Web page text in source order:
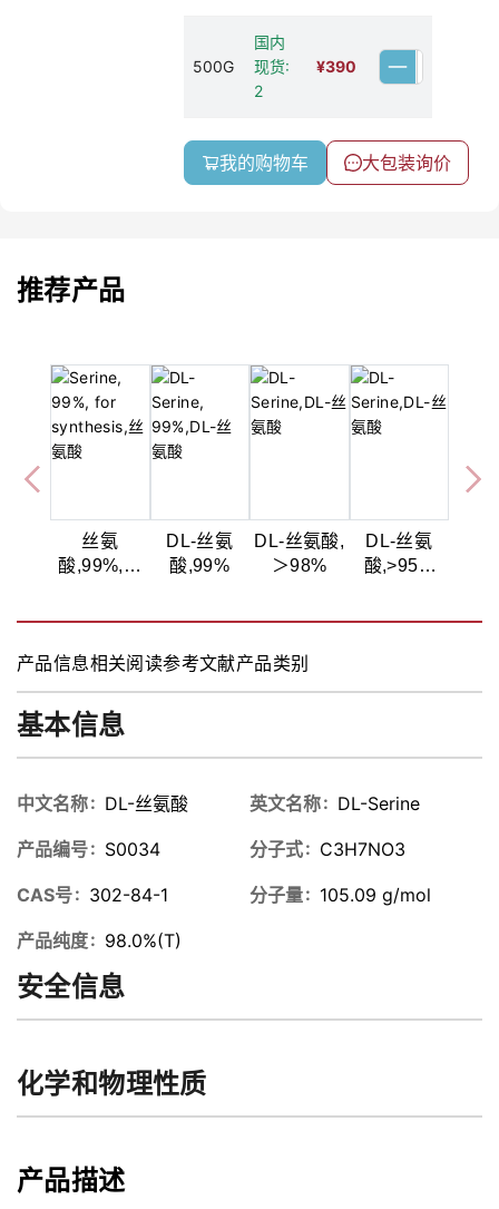
500G
国内
现货:
2
¥390
我的购物车 大包装询价
推荐产品
丝氨
酸,99%,用
DL-丝氨
酸,99%
DL-丝氨酸,
＞98%
DL-丝氨
酸,>95%
产品信息相关阅读参考文献产品类别
基本信息
中文名称 DL-丝氨酸 英文名称 DL-Serine
产品编号 S0034 分子式 C3H7NO3
CAS号 302-84-1 分子量 105.09 g/mol
产品纯度 98.0%(T)
安全信息
化学和物理性质
产品描述